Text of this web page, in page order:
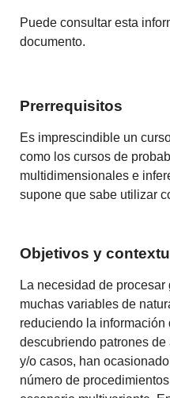
Puede consultar esta
documento.
Prerrequisitos
Es imprescindible un
como los cursos de
multidimensionales e
supone que sabe utilizar
Objetivos y
La necesidad de
muchas variables de
reduciendo la información
descubriendo patrones
y/o casos, han
número de